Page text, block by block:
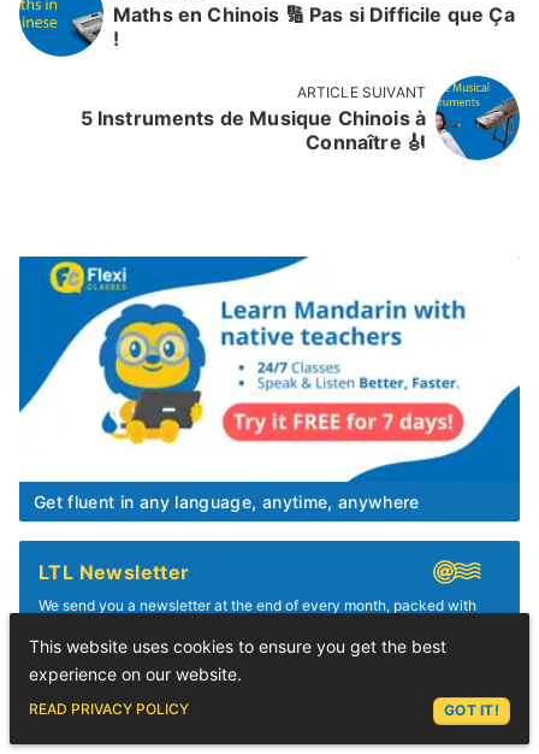
Get fluent in any language, anytime, anywhere
LTL Newsletter
We send you a newsletter at the end of every month, packed with
Maths en Chinois 🔢 Pas si Difficile que Ça
!
ARTICLE SUIVANT
5 Instruments de Musique Chinois à
Connaître 🎻
This website uses cookies to ensure you get the best
experience on our website.
READ PRIVACY POLICY GOT IT!
ASK LEX